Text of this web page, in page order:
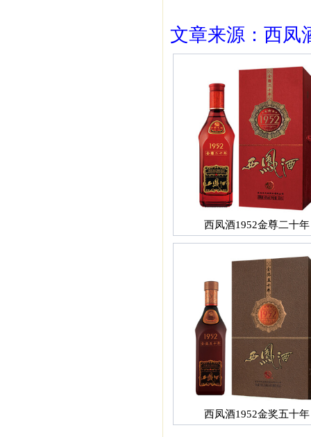
文章来源：西凤
西凤酒1952金尊二十年
西凤酒1952金奖五十年